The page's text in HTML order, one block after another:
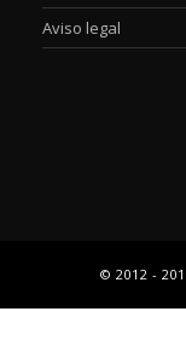
Aviso legal
© 2012 -